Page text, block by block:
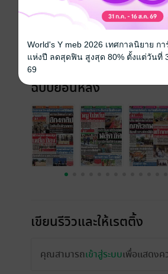
ราคาปก
ฉบับย้อนหลัง
เขียนรีวิวและให้เรตติ้ง
คุณสามารถเข้าสู่ระบบเพื่อแสดงค
World's Y meb 2026 เทศกาลนิยาย ก
แห่งปี ลดสุดฟิน สูงสุด 80% ตั้งแต่วันที่
69